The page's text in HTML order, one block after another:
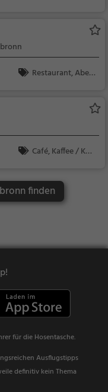
Restaurant, Aben
Café, Kaffee / Kuc
ck / Teigwaren
finden
für die Hosentasche.
Ausflugstipps
definitiv kein Thema